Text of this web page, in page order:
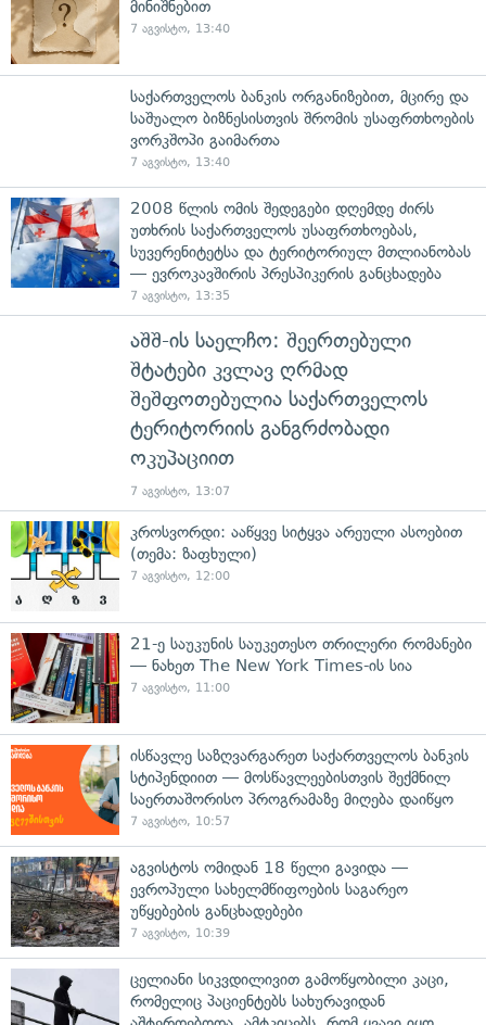
მინიშნებით
7 აგვისტო, 13:40
საქართველოს ბანკის ორგანიზებით, მცირე და
საშუალო ბიზნესისთვის შრომის უსაფრთხოების
ვორკშოპი გაიმართა
7 აგვისტო, 13:40
2008 წლის ომის შედეგები დღემდე ძირს
უთხრის საქართველოს უსაფრთხოებას,
სუვერენიტეტსა და ტერიტორიულ მთლიანობას
— ევროკავშირის პრესპიკერის განცხადება
7 აგვისტო, 13:35
აშშ-ის საელჩო: შეერთებული
შტატები კვლავ ღრმად
შეშფოთებულია საქართველოს
ტერიტორიის განგრძობადი
ოკუპაციით
7 აგვისტო, 13:07
კროსვორდი: ააწყვე სიტყვა არეული ასოებით
(თემა: ზაფხული)
7 აგვისტო, 12:00
21-ე საუკუნის საუკეთესო თრილერი რომანები
— ნახეთ The New York Times-ის სია
7 აგვისტო, 11:00
ისწავლე საზღვარგარეთ საქართველოს ბანკის
სტიპენდიით — მოსწავლეებისთვის შექმნილ
საერთაშორისო პროგრამაზე მიღება დაიწყო
7 აგვისტო, 10:57
აგვისტოს ომიდან 18 წელი გავიდა —
ევროპული სახელმწიფოების საგარეო
უწყებების განცხადებები
7 აგვისტო, 10:39
ცელიანი სიკვდილივით გამოწყობილი კაცი,
რომელიც პაციენტებს სახურავიდან